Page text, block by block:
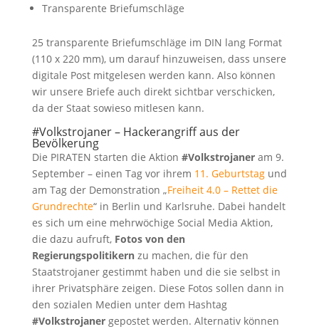
Transparente Briefumschläge
25 transparente Briefumschläge im DIN lang Format
(110 x 220 mm), um darauf hinzuweisen, dass unsere
digitale Post mitgelesen werden kann. Also können
wir unsere Briefe auch direkt sichtbar verschicken,
da der Staat sowieso mitlesen kann.
#Volkstrojaner – Hackerangriff aus der
Bevölkerung
Die PIRATEN starten die Aktion #Volkstrojaneram 9.
September – einen Tag vor ihrem 11. Geburtstagund
am Tag der Demonstration „Freiheit 4.0 – Rettet die
Grundrechte“ in Berlin und Karlsruhe. Dabei handelt
es sich um eine mehrwöchige Social Media Aktion,
die dazu aufruft, Fotos von den
Regierungspolitikernzu machen, die für den
Staatstrojaner gestimmt haben und die sie selbst in
ihrer Privatsphäre zeigen. Diese Fotos sollen dann in
den sozialen Medien unter dem Hashtag
#Volkstrojanergepostet werden. Alternativ können